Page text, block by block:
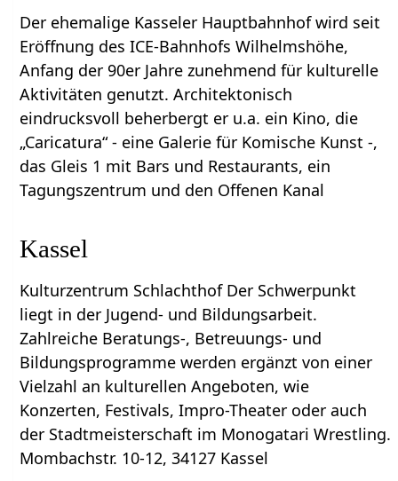
Der ehemalige Kasseler Hauptbahnhof wird seit
Eröffnung des ICE-Bahnhofs Wilhelmshöhe,
Anfang der 90er Jahre zunehmend für kulturelle
Aktivitäten genutzt. Architektonisch
eindrucksvoll beherbergt er u.a. ein Kino, die
„Caricatura“ - eine Galerie für Komische Kunst -,
das Gleis 1 mit Bars und Restaurants, ein
Tagungszentrum und den Offenen Kanal
Kassel
Kulturzentrum Schlachthof Der Schwerpunkt
liegt in der Jugend- und Bildungsarbeit.
Zahlreiche Beratungs-, Betreuungs- und
Bildungsprogramme werden ergänzt von einer
Vielzahl an kulturellen Angeboten, wie
Konzerten, Festivals, Impro-Theater oder auch
der Stadtmeisterschaft im Monogatari Wrestling.
Mombachstr. 10-12, 34127 Kassel